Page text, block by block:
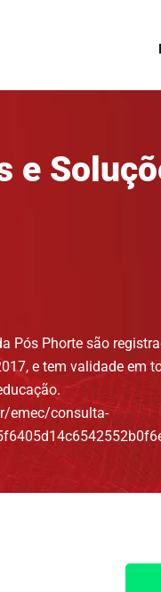
e
Pós Phorte são
e tem validade em
emec/consulta-